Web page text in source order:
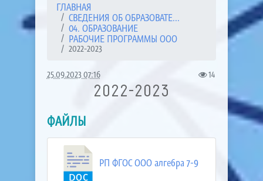
ГЛАВНАЯ
СВЕДЕНИЯ ОБ ОБРАЗОВАТЕ...
04. ОБРАЗОВАНИЕ
РАБОЧИЕ ПРОГРАММЫ ООО
2022-2023
25.09.2023 07:16 14
2022-2023
ФАЙЛЫ
РП ФГОС ООО алгебра 7-9